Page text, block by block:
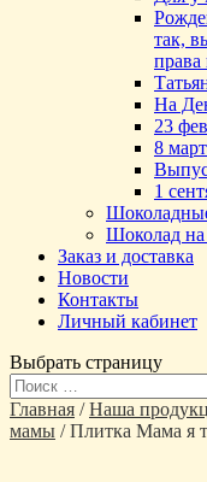
так,
права
На
23
8
1
Шоколад на
Заказ и доставка
Новости
Контакты
Личный кабинет
Выбрать страницу
Главная /Наша
мамы / Плитка Мама я